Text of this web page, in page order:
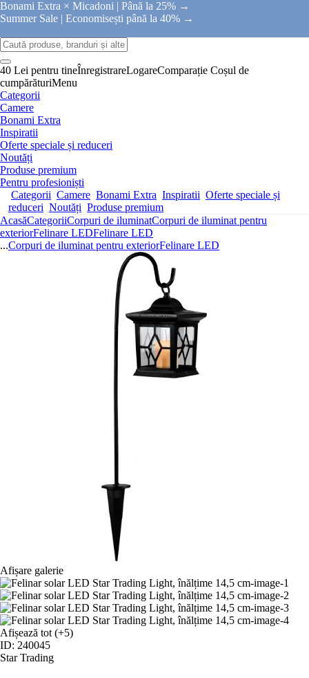
Bonami Extra × Micadoni | Până la 25% →
Summer Sale | Economisești până la 40% →
40 Lei pentru tineÎnregistrareLogareComparație Coșul de
cumpărăturiMenu
Categorii
Camere
Bonami Extra
Inspiratii
Oferte speciale și reduceri
Noutăți
Produse premium
Pentru profesioniști
Categorii Camere Bonami Extra Inspiratii Oferte speciale și
reduceri Noutăți Produse premium
AcasăCategoriiCorpuri de iluminatCorpuri de iluminat pentru
exteriorFelinare LEDFelinare LED
...Corpuri de iluminat pentru exteriorFelinare LED
Afișare galerie
Afișează tot (+5)
ID: 240045
Star Trading